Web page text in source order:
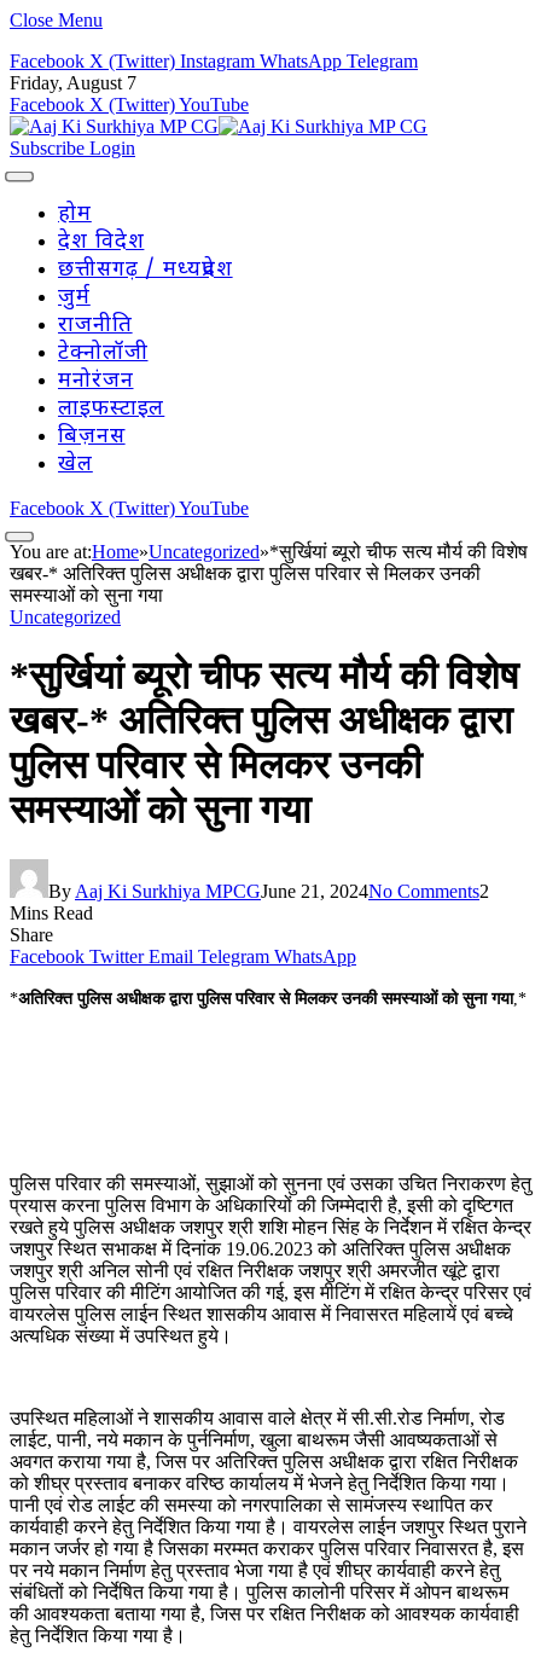
Close Menu
Facebook X (Twitter) Instagram WhatsApp Telegram
Friday, August 7
Facebook X (Twitter)YouTube
Subscribe Login
होम
देश विदेश
छत्तीसगढ़ / मध्यप्रदेश
जुर्म
राजनीति
टेक्नोलॉजी
मनोरंजन
लाइफस्टाइल
बिज़नस
खेल
Facebook X (Twitter)YouTube
You are at:Home»Uncategorized»*सुर्खियां ब्यूरो चीफ सत्य मौर्य की विशेष
खबर-* अतिरिक्त पुलिस अधीक्षक द्वारा पुलिस परिवार से मिलकर उनकी
समस्याओं को सुना गया
Uncategorized
*सुर्खियां ब्यूरो चीफ सत्य मौर्य की विशेष
खबर-* अतिरिक्त पुलिस अधीक्षक द्वारा
पुलिस परिवार से मिलकर उनकी
समस्याओं को सुना गया
By Aaj Ki Surkhiya MPCGJune 21, 2024No Comments2
Mins Read
Share
Facebook Twitter Email Telegram WhatsApp
*अतिरिक्त पुलिस अधीक्षक द्वारा पुलिस परिवार से मिलकर उनकी समस्याओं को सुना गया,*
पुलिस परिवार की समस्याओं, सुझाओं को सुनना एवं उसका उचित निराकरण हेतु
प्रयास करना पुलिस विभाग के अधिकारियों की जिम्मेदारी है, इसी को दृष्टिगत
रखते हुये पुलिस अधीक्षक जशपुर श्री शशि मोहन सिंह के निर्देशन में रक्षित केन्द्र
जशपुर स्थित सभाकक्ष में दिनांक 19.06.2023 को अतिरिक्त पुलिस अधीक्षक
जशपुर श्री अनिल सोनी एवं रक्षित निरीक्षक जशपुर श्री अमरजीत खूंटे द्वारा
पुलिस परिवार की मीटिंग आयोजित की गई, इस मीटिंग में रक्षित केन्द्र परिसर एवं
वायरलेस पुलिस लाईन स्थित शासकीय आवास में निवासरत महिलायें एवं बच्चे
अत्यधिक संख्या में उपस्थित हुये।
उपस्थित महिलाओं ने शासकीय आवास वाले क्षेत्र में सी.सी.रोड निर्माण, रोड
लाईट, पानी, नये मकान के पुर्ननिर्माण, खुला बाथरूम जैसी आवष्यकताओं से
अवगत कराया गया है, जिस पर अतिरिक्त पुलिस अधीक्षक द्वारा रक्षित निरीक्षक
को शीघ्र प्रस्ताव बनाकर वरिष्ठ कार्यालय में भेजने हेतु निर्देशित किया गया।
पानी एवं रोड लाईट की समस्या को नगरपालिका से सामंजस्य स्थापित कर
कार्यवाही करने हेतु निर्देशित किया गया है। वायरलेस लाईन जशपुर स्थित पुराने
मकान जर्जर हो गया है जिसका मरम्मत कराकर पुलिस परिवार निवासरत है, इस
पर नये मकान निर्माण हेतु प्रस्ताव भेजा गया है एवं शीघ्र कार्यवाही करने हेतु
संबंधितों को निर्देषित किया गया है। पुलिस कालोनी परिसर में ओपन बाथरूम
की आवश्यकता बताया गया है, जिस पर रक्षित निरीक्षक को आवश्यक कार्यवाही
हेतु निर्देशित किया गया है।